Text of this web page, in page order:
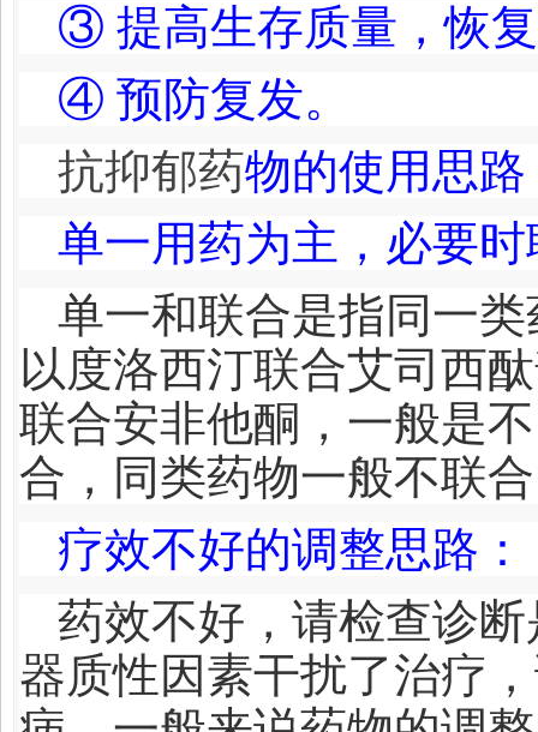
③ 提高生存质量，恢
④ 预防复发。
抗抑郁药物的使用思路
单一用药为主，必要
单一和联合是指同一
以度洛西汀联合艾司西
联合安非他酮，一般是
合，同类药物一般不联
疗效不好的调整思路 ：
药效不好，请检查诊
器质性因素干扰了治疗